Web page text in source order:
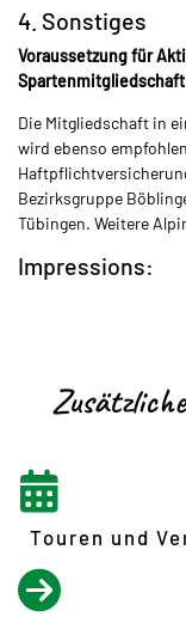
4. Sonstiges
Voraussetzung für
Die Mitgliedschaft in
wird ebenso
Bezirksgruppe
Tübingen. Weitere
Impressions:
Touren und